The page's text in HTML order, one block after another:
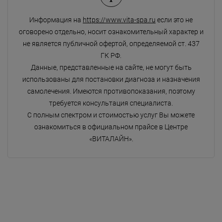
Информация на https://www.vita-spa.ru если это не
оговорено отдельно, носит ознакомительный характер и
не является публичной офертой, определяемой ст. 437
ГК РФ.
Данные, представленные на сайте, не могут быть
использованы для постановки диагноза и назначения
самолечения. Имеются противопоказания, поэтому
требуется консультация специалиста.
С полным спектром и стоимостью услуг Вы можете
ознакомиться в официальном прайсе в Центре
«ВИТАЛАЙН».